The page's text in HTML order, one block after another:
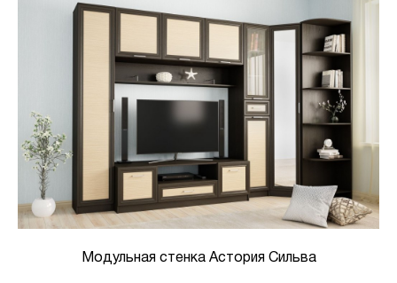
Модульная стенка Астория Сильва